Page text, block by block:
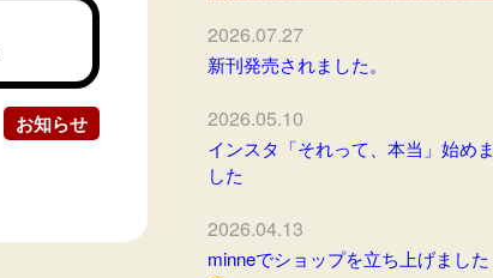
お知らせ
2026.07.27
新刊発売されました。
2026.05.10
インスタ「それって、本当」始めま
した
2026.04.13
minneでショップを立ち上げました